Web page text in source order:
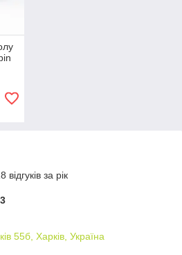
за рік
55б, Харків, Україна